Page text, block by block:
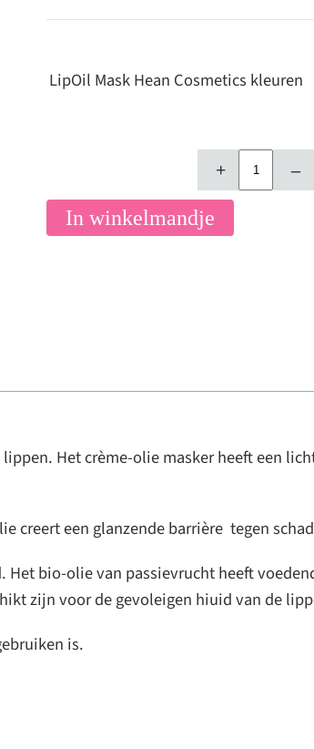
LipOil Mask Hean Cosmetics kleuren
+ –
In winkelmandje
Het crème-olie masker heeft een
creert een glanzende barrière tegen
bio-olie van passievrucht heeft
zijn voor de gevoleigen hiuid van de
is.